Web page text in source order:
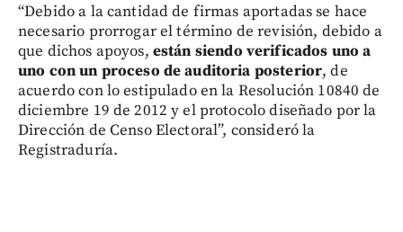
“Debido a la cantidad de firmas aportadas se hace
necesario prorrogar el término de revisión, debido a
que dichos apoyos, están siendo verificados uno a
uno con un proceso de auditoria posterior, de
acuerdo con lo estipulado en la Resolución 10840 de
diciembre 19 de 2012 y el protocolo diseñado por la
Dirección de Censo Electoral”, consideró la
Registraduría.